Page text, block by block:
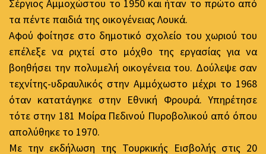
Σέργιος Αμμοχώστου το 1950 και ήταν το πρώτο από
τα πέντε παιδιά της οικογένειας Λουκά.
Αφού φοίτησε στο δημοτικό σχολείο του χωριού του
επέλεξε να ριχτεί στο μόχθο της εργασίας για να
βοηθήσει την πολυμελή οικογένεια του. Δούλεψε σαν
τεχνίτης-υδραυλικός στην Αμμόχωστο μέχρι το 1968
όταν κατατάγηκε στην Εθνική Φρουρά. Υπηρέτησε
τότε στην 181 Μοίρα Πεδινού Πυροβολικού από όπου
απολύθηκε το 1970.
Με την εκδήλωση της Τουρκικής Εισβολής στις 20